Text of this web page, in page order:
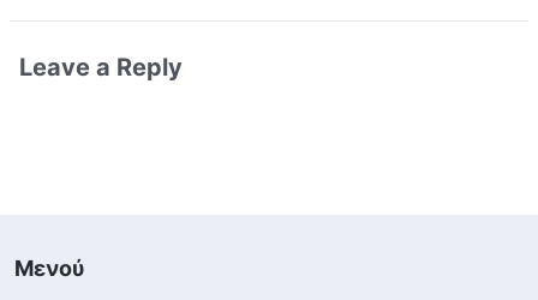
Leave a Reply
Μενού